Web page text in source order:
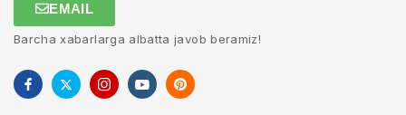
EMAIL
Barcha xabarlarga albatta javob beramiz!